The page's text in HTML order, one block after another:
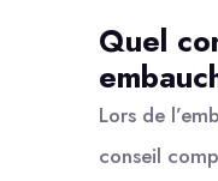
Quel
Lors de
conseil